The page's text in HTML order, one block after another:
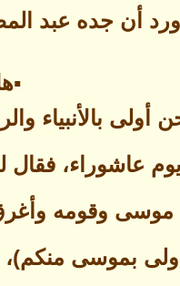
ورد أن جده عبد
أولى بالأنبياء
يوم عاشوراء، فقال
موسى وقومه
بموسى منكم)،